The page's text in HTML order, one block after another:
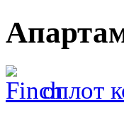
оплот